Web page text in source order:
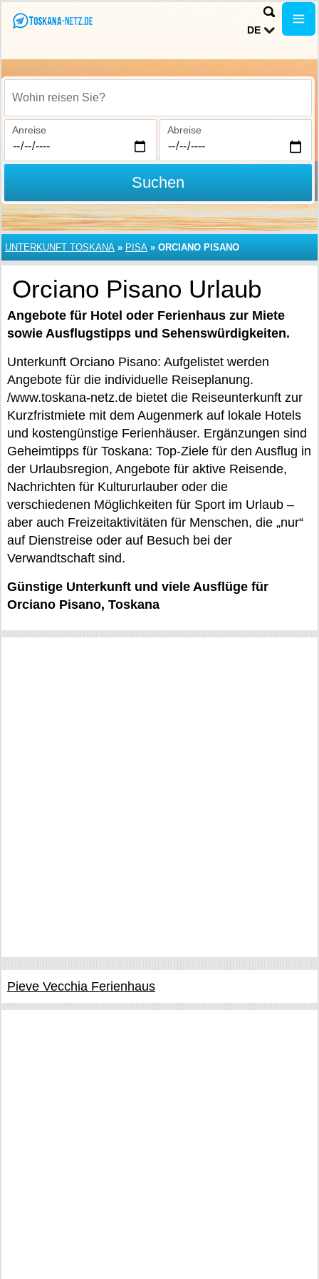
DE
Wohin reisen Sie?
Anreise Abreise
Suchen
UNTERKUNFT TOSKANA » PISA » ORCIANO PISANO
Orciano Pisano Urlaub
Angebote für Hotel oder Ferienhaus zur Miete
sowie Ausflugstipps und Sehenswürdigkeiten.
Unterkunft Orciano Pisano: Aufgelistet werden
Angebote für die individuelle Reiseplanung.
/www.toskana-netz.de bietet die Reiseunterkunft zur
Kurzfristmiete mit dem Augenmerk auf lokale Hotels
und kostengünstige Ferienhäuser. Ergänzungen sind
Geheimtipps für Toskana: Top-Ziele für den Ausflug in
der Urlaubsregion, Angebote für aktive Reisende,
Nachrichten für Kultururlauber oder die
verschiedenen Möglichkeiten für Sport im Urlaub –
aber auch Freizeitaktivitäten für Menschen, die „nur“
auf Dienstreise oder auf Besuch bei der
Verwandtschaft sind.
Günstige Unterkunft und viele Ausflüge für
Orciano Pisano, Toskana
Pieve Vecchia Ferienhaus